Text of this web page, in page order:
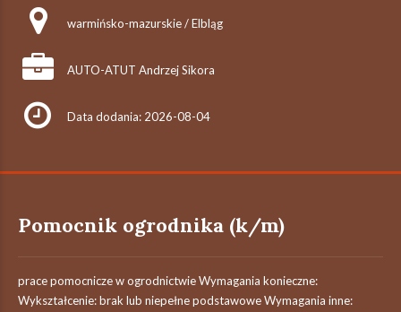
warmińsko-mazurskie / Elbląg
AUTO-ATUT Andrzej Sikora
Data dodania: 2026-08-04
Pomocnik ogrodnika (k/m)
prace pomocnicze w ogrodnictwie Wymagania konieczne:
Wykształcenie: brak lub niepełne podstawowe Wymagania inne: